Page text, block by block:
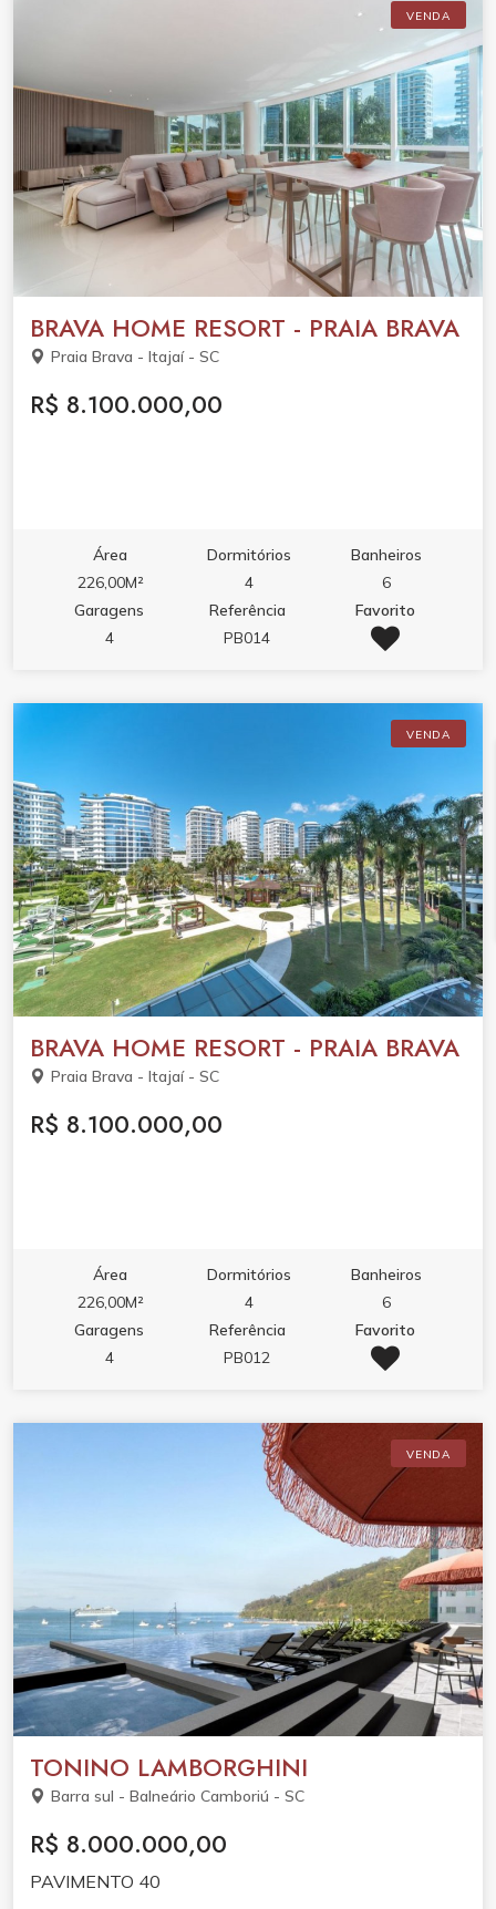
VENDA
BRAVA HOME RESORT - PRAIA BRAVA
Praia Brava - Itajaí - SC
R$ 8.100.000,00
Área
226,00M²
Dormitórios
4
Banheiros
6
Garagens
4
Referência
PB014
Favorito
VENDA
BRAVA HOME RESORT - PRAIA BRAVA
Praia Brava - Itajaí - SC
R$ 8.100.000,00
Área
226,00M²
Dormitórios
4
Banheiros
6
Garagens
4
Referência
PB012
Favorito
VENDA
TONINO LAMBORGHINI
Barra sul - Balneário Camboriú - SC
R$ 8.000.000,00
PAVIMENTO 40